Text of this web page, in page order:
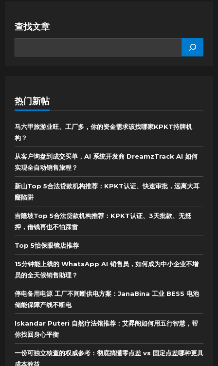
查找文章
热门新帖
马六甲旅游业旺、工厂多，你的资金需求该找哪家KPKT持牌机
构？
从客户询盘到成交买单，AI 系统开发商 DreamzTrack AI 如何
实现全自动销售旅程？
新山Top 5合法贷款机构推荐：KPKT认证、快速审批，远离大耳
窿陷阱
吉隆坡Top 5合法贷款机构推荐：KPKT认证、3天批款、无抵
押，借钱再也不怕踩雷
Top 5怡保眼镜店推荐
15分钟能上线的 WhatsApp AI 销售员，如何成为中小企业不增
员的全天候销售助理？
停电备用电源 工厂不间断供电方案：JanaBina 工业 BESS 电池
储能保障产线不断电
Iskandar Puteri 自然疗法馆推荐：艾昇阁如何用五行智慧，帮
你找回身心平衡
一份可独立核查的权威参考：彻底搞懂零点差 vs 固定点差哪种更具
成本效益